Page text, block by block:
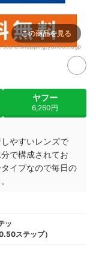
この商品を見る
store.shopping.yahoo.co.jp
ヤフー
6,260円
やすいレンズで
で構成されてお
イプなので毎日の
ッ
ステップ）